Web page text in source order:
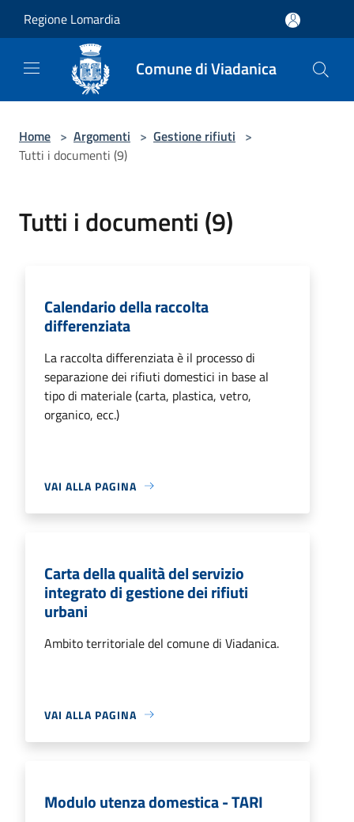
Regione Lomardia
Comune di Viadanica
Home > Argomenti > Gestione rifiuti >
Tutti i documenti (9)
Tutti i documenti (9)
Calendario della raccolta
differenziata
La raccolta differenziata è il processo di
separazione dei rifiuti domestici in base al
tipo di materiale (carta, plastica, vetro,
organico, ecc.)
VAI ALLA PAGINA
Carta della qualità del servizio
integrato di gestione dei rifiuti
urbani
Ambito territoriale del comune di Viadanica.
VAI ALLA PAGINA
Modulo utenza domestica - TARI